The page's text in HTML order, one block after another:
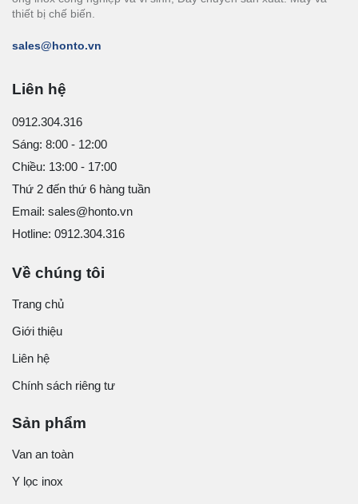
thiết bị chế biến.
sales@honto.vn
Liên hệ
0912.304.316
Sáng: 8:00 - 12:00
Chiều: 13:00 - 17:00
Thứ 2 đến thứ 6 hàng tuần
Email: sales@honto.vn
Hotline: 0912.304.316
Về chúng tôi
Trang chủ
Giới thiệu
Liên hệ
Chính sách riêng tư
Sản phẩm
Van an toàn
Y lọc inox